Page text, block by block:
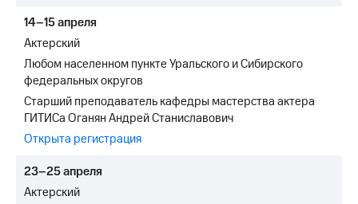
14–15 апреля
Актерский
Любом населенном пункте Уральского и Сибирского
федеральных округов
Старший преподаватель кафедры мастерства актера
ГИТИСа Оганян Андрей Станиславович
Открыта регистрация
23–25 апреля
Актерский